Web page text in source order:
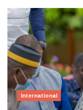
International